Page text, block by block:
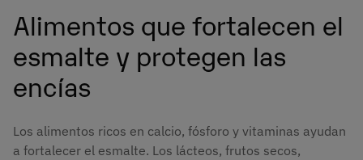
Alimentos que fortalecen el
esmalte y protegen las
encías
Los alimentos ricos en calcio, fósforo y vitaminas ayudan
a fortalecer el esmalte. Los lácteos, frutos secos,